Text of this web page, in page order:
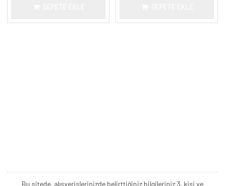
Bu sitede, alışverişlerinizde belirttiğiniz bilgileriniz 3. kişi ve